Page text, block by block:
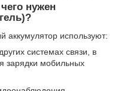
нужен
аккумулятор используют:
системах связи, в
зарядки мобильных